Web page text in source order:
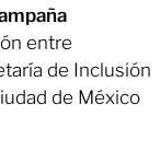
entre
de Inclusión
de México